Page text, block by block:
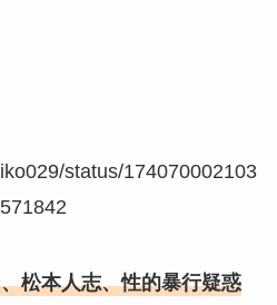
status/174070002103
松本人志、性的暴行疑惑